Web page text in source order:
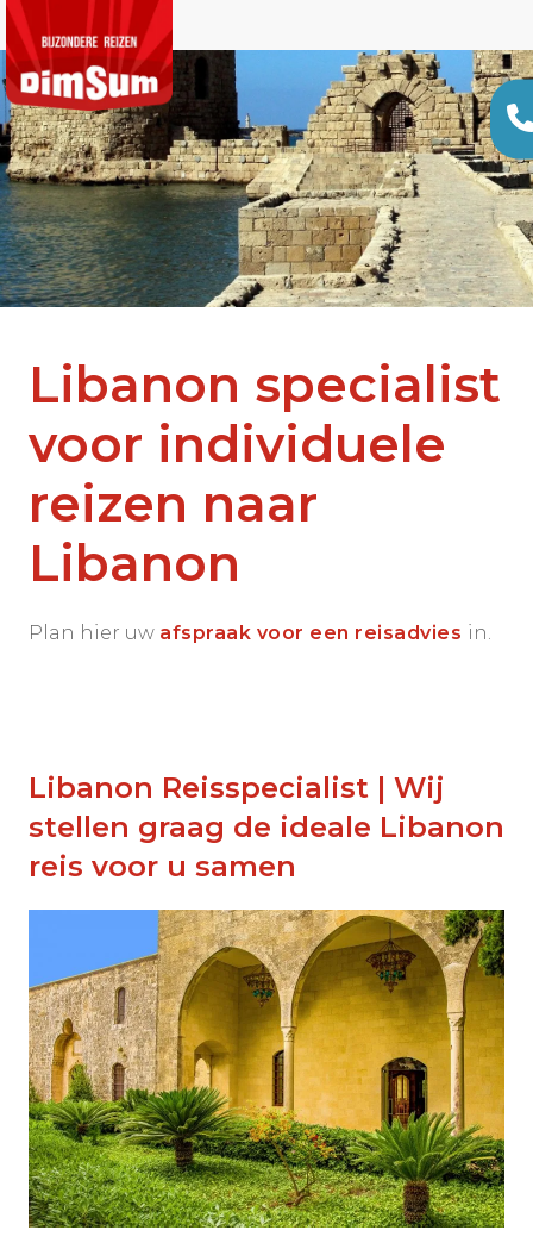
Libanon specialist
voor individuele
reizen naar
Libanon
Plan hier uw afspraak voor een reisadvies in.
Libanon Reisspecialist | Wij
stellen graag de ideale Libanon
reis voor u samen